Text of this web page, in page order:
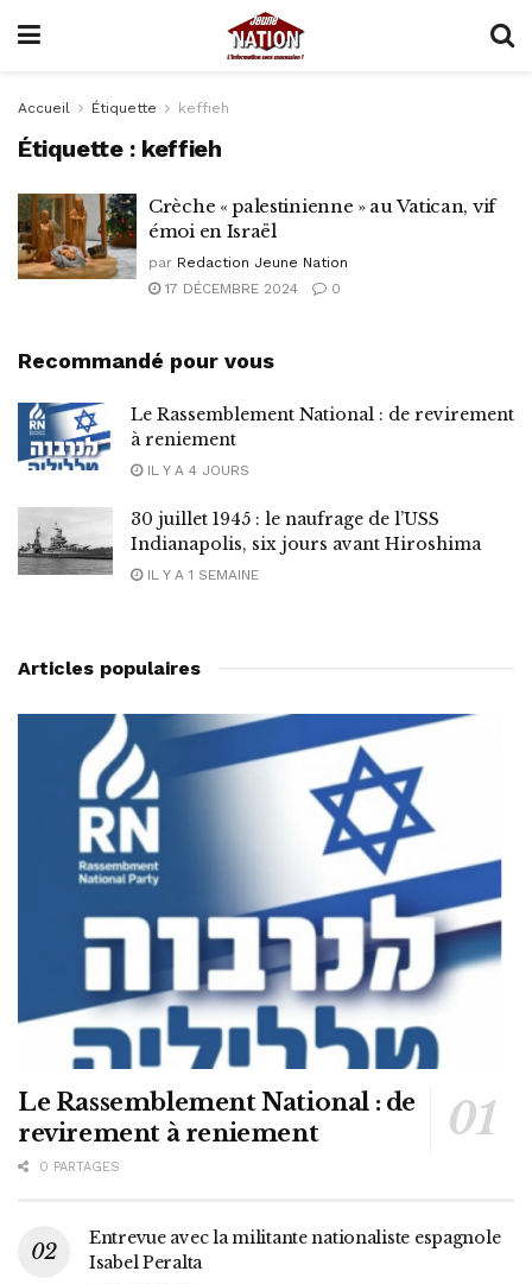
Accueil Étiquette keffieh
Étiquette : keffieh
Crèche « palestinienne » au Vatican, vif
émoi en Israël
par Redaction Jeune Nation
17 DÉCEMBRE 2024
0
Recommandé pour vous
Le Rassemblement National : de revirement
à reniement
IL Y A 4 JOURS
30 juillet 1945 : le naufrage de l’USS
Indianapolis, six jours avant Hiroshima
IL Y A 1 SEMAINE
Articles populaires
Le Rassemblement National : de
revirement à reniement
0 PARTAGES
Entrevue avec la militante nationaliste espagnole
Isabel Peralta